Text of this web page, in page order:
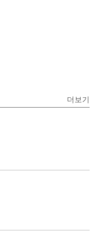
더보기